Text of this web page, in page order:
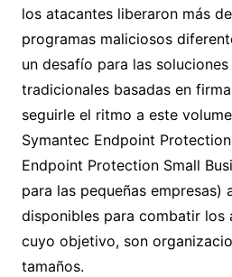
los atacantes liberaron más
programas maliciosos
un desafío para las
tradicionales basadas en
seguirle el ritmo a este
Symantec Endpoint
Endpoint Protection Small
para las pequeñas empresas)
disponibles para combatir los
cuyo objetivo, son
tamaños.